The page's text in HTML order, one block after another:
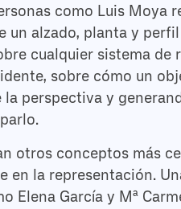
como Luis Moya
un alzado, planta y
cualquier sistema de
sobre cómo un
perspectiva y
otros conceptos más
en la representación.
Elena García y Mª